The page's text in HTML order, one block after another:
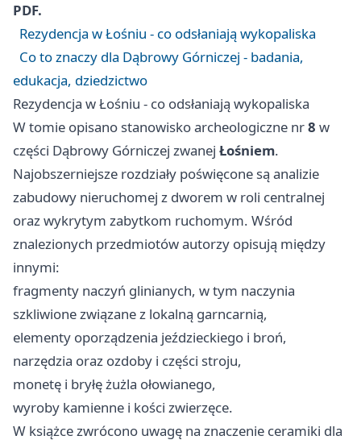
PDF.
Rezydencja w Łośniu - co odsłaniają wykopaliska
Co to znaczy dla Dąbrowy Górniczej - badania,
edukacja, dziedzictwo
Rezydencja w Łośniu - co odsłaniają wykopaliska
W tomie opisano stanowisko archeologiczne nr8 w
części Dąbrowy Górniczej zwanej Łośniem.
Najobszerniejsze rozdziały poświęcone są analizie
zabudowy nieruchomej z dworem w roli centralnej
oraz wykrytym zabytkom ruchomym. Wśród
znalezionych przedmiotów autorzy opisują między
innymi:
fragmenty naczyń glinianych, w tym naczynia
szkliwione związane z lokalną garncarnią,
elementy oporządzenia jeździeckiego i broń,
narzędzia oraz ozdoby i części stroju,
monetę i bryłę żużla ołowianego,
wyroby kamienne i kości zwierzęce.
W książce zwrócono uwagę na znaczenie ceramiki dla